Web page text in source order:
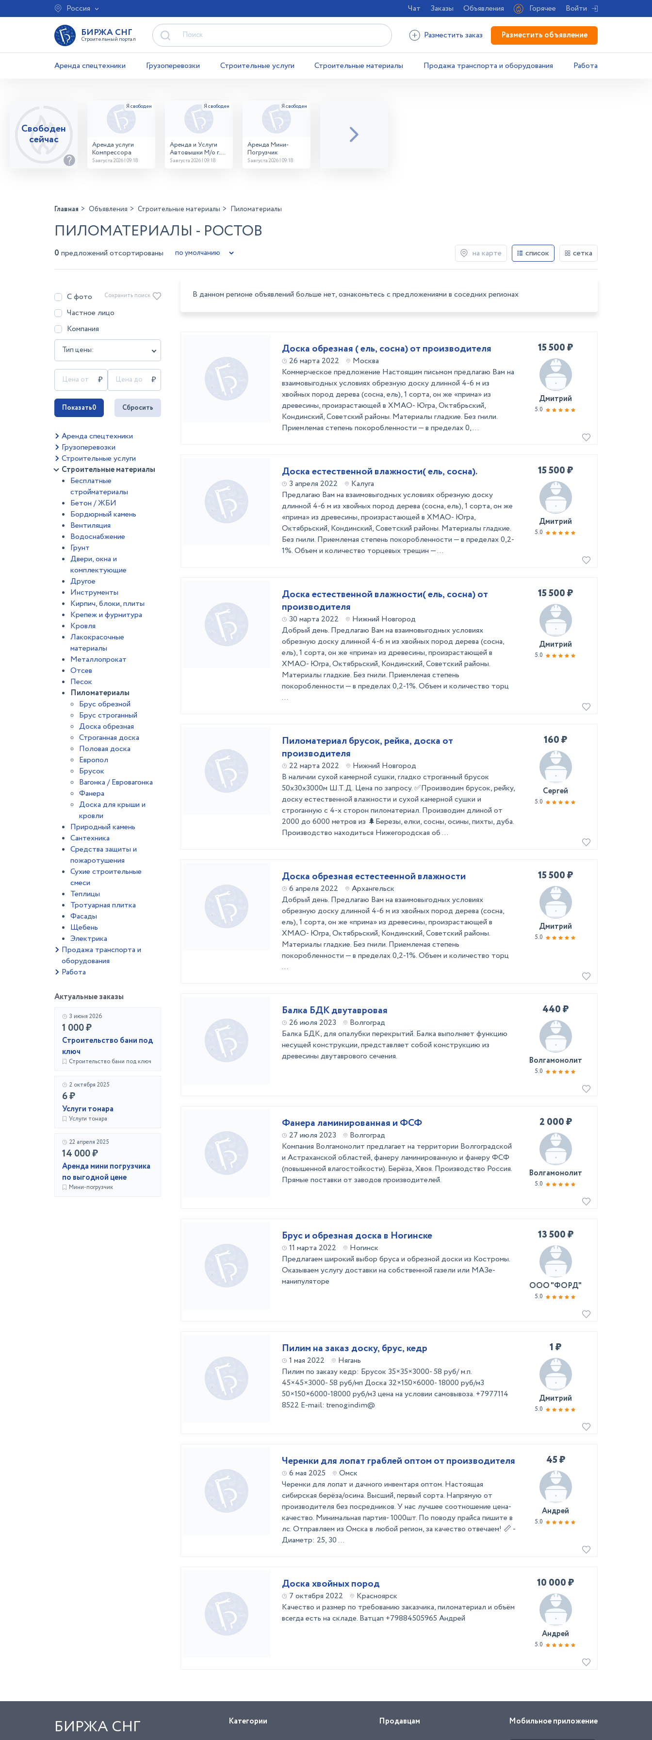
Россия Чат Заказы Объявления Горячее Войти
БИРЖА СНГ
Строительный портал Разместить заказ Разместить объявление
Аренда спецтехники Грузоперевозки Строительные услуги Строительные материалы Продажа транспорта и оборудования Работа
Свободен
сейчас
Аренда услуги
Компрессора
5 августа 2026 | 09:18
Аренда и Услуги
Автовышки М/о г.
Домодедово
5 августа 2026 | 09:18
Аренда Мини-
Погрузчик
5 августа 2026 | 09:18
Главная Объявления Строительные материалы Пиломатериалы
ПИЛОМАТЕРИАЛЫ - РОСТОВ
0 предложений отсортированы на карте список сетка
С фото
Частное лицо
Компания
Тип цены:
Сохранить поиск
Показать0 Сбросить
Аренда спецтехники
Грузоперевозки
Строительные услуги
Строительные материалы
Бесплатные
стройматериалы
Бетон / ЖБИ
Бордюрный камень
Вентиляция
Водоснабжение
Грунт
Двери, окна и
комплектующие
Другое
Инструменты
Кирпич, блоки, плиты
Крепеж и фурнитура
Кровля
Лакокрасочные
материалы
Металлопрокат
Отсев
Песок
Пиломатериалы
Брус обрезной
Брус строганный
Доска обрезная
Строганная доска
Половая доска
Европол
Брусок
Вагонка / Евровагонка
Фанера
Доска для крыши и
кровли
Природный камень
Сантехника
Средства защиты и
пожаротушения
Сухие строительные
смеси
Теплицы
Тротуарная плитка
Фасады
Щебень
Электрика
Продажа транспорта и
оборудования
Работа
Актуальные заказы
3 июня 2026
1 000 ₽
Строительство бани под
ключ
Строительство бани под ключ
2 октября 2025
6 ₽
Услуги тонара
Услуги тонара
22 апреля 2025
14 000 ₽
Аренда мини погрузчика
по выгодной цене
Мини-погрузчик
В данном регионе объявлений больше нет, ознакомьтесь с предложениями в соседних регионах
Доска обрезная ( ель, сосна) от производителя
26 марта 2022
Москва
Коммерческое предложение Настоящим письмом предлагаю Вам на
взаимовыгодных условиях обрезную доску длинной 4-6 м из
хвойных пород дерева (сосна, ель), 1 сорта, он же «прима» из
древесины, произрастающей в ХМАО- Югра, Октябрьский,
Кондинский, Советский районы. Материалы гладкие. Без гнили.
Приемлемая степень покоробленности — в пределах 0, ...
15 500 ₽
Дмитрий
5.0
Доска естественной влажности( ель, сосна).
3 апреля 2022
Калуга
Предлагаю Вам на взаимовыгодных условиях обрезную доску
длинной 4-6 м из хвойных пород дерева (сосна, ель), 1 сорта, он же
«прима» из древесины, произрастающей в ХМАО- Югра,
Октябрьский, Кондинский, Советский районы. Материалы гладкие.
Без гнили. Приемлемая степень покоробленности — в пределах 0,2-
1%. Объем и количество торцевых трещин — ...
15 500 ₽
Дмитрий
5.0
Доска естественной влажности( ель, сосна) от
производителя
30 марта 2022
Нижний Новгород
Добрый день. Предлагаю Вам на взаимовыгодных условиях
обрезную доску длинной 4-6 м из хвойных пород дерева (сосна,
ель), 1 сорта, он же «прима» из древесины, произрастающей в
ХМАО- Югра, Октябрьский, Кондинский, Советский районы.
Материалы гладкие. Без гнили. Приемлемая степень
покоробленности — в пределах 0,2-1%. Объем и количество торц
...
15 500 ₽
Дмитрий
5.0
Пиломатериал брусок, рейка, доска от
производителя
22 марта 2022
Нижний Новгород
В наличии сухой камерной сушки, гладко строганный брусок
50х30х3000м Ш.Т.Д. Цена по запросу. ✅Производим брусок, рейку,
доску естественной влажности и сухой камерной сушки и
строганную с 4-х сторон пиломатериал. Производим длиной от
2000 до 6000 метров из 🌲Березы, елки, сосны, осины, пихты, дуба.
Производство находиться Нижегородская об ...
160 ₽
Сергей
5.0
Доска обрезная естестеенной влажности
6 апреля 2022
Архангельск
Добрый день. Предлагаю Вам на взаимовыгодных условиях
обрезную доску длинной 4-6 м из хвойных пород дерева (сосна,
ель), 1 сорта, он же «прима» из древесины, произрастающей в
ХМАО- Югра, Октябрьский, Кондинский, Советский районы.
Материалы гладкие. Без гнили. Приемлемая степень
покоробленности — в пределах 0,2-1%. Объем и количество торц
...
15 500 ₽
Дмитрий
5.0
Балка БДК двутавровая
26 июля 2023
Волгоград
Балка БДК, для опалубки перекрытий. Балка выполняет функцию
несущей конструкции, представляет собой конструкцию из
древесины двутаврового сечения.
440 ₽
Волгамонолит
5.0
Фанера ламинированная и ФСФ
27 июля 2023
Волгоград
Компания Волгамонолит предлагает на территории Волгоградской
и Астраханской областей, фанеру ламинированную и фанеру ФСФ
(повышенной влагостойкости). Берёза, Хвоя. Производство Россия.
Прямые поставки от заводов производителей.
2 000 ₽
Волгамонолит
5.0
Брус и обрезная доска в Ногинске
11 марта 2022
Ногинск
Предлагаем широкий выбор бруса и обрезной доски из Костромы.
Оказываем услугу доставки на собственной газели или МАЗе-
манипуляторе
13 500 ₽
ООО "ФОРД"
5.0
Пилим на заказ доску, брус, кедр
1 мая 2022
Нягань
Пилим по заказу кедр: Брусок 35×35×3000- 58 руб/ м.п.
45×45×3000- 58 руб/мп Доска 32×150×6000- 18000 руб/м3
50×150×6000-18000 руб/м3 цена на условии самовывоза. +7977114
8522 E-mail: trenogindim@
1 ₽
Дмитрий
5.0
Черенки для лопат граблей оптом от производителя
6 мая 2025
Омск
Черенки для лопат и дачного инвентаря оптом. Настоящая
сибирская берёза/осина. Высший, первый сорта. Напрямую от
производителя без посредников. У нас лучшее соотношение цена-
качество. Минимальная партия- 1000шт. По поводу прайса пишите в
лс. Отправляем из Омска в любой регион, за качество отвечаем! 📏 -
Диаметр: 25, 30 ...
45 ₽
Андрей
5.0
Доска хвойных пород
7 октября 2022
Красноярск
Качество и размер по требованию заказчика, пиломатериал и объём
всегда есть на складе. Ватцап +79884505965 Андрей
10 000 ₽
Андрей
5.0
БИРЖА СНГ Категории Продавцам Мобильное приложение